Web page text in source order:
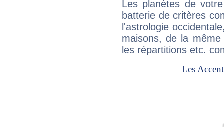
Les planètes de
batterie de critères
l'astrologie
maisons, de la
les répartitions etc.